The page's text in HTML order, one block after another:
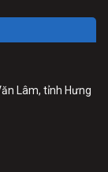
Lâm, tỉnh Hưng